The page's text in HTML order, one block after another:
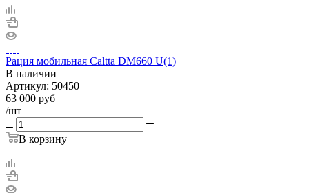
Рация мобильная Caltta DM660 U(1)
В наличии
Артикул: 50450
63 000 руб
/шт
В корзину